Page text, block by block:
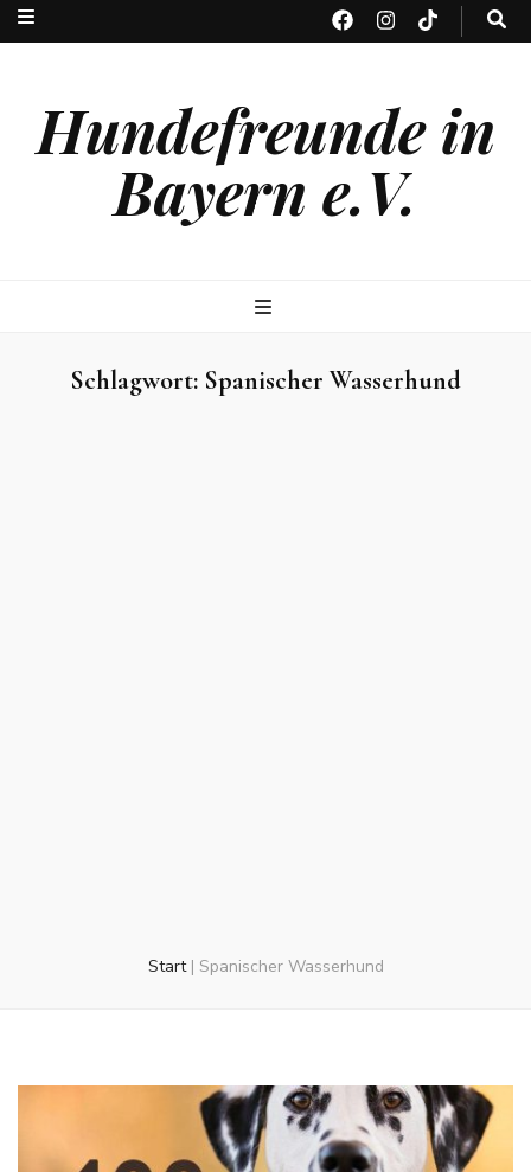
Hundefreunde in
Bayern e.V.
Schlagwort: Spanischer Wasserhund
Start | Spanischer Wasserhund